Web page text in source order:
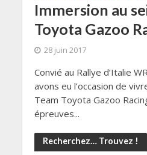
Immersion au
Toyota Gazoo
28 juin 2017
Convié au Rallye d’Italie
avons eu l’occasion de
Team Toyota Gazoo
épreuves...
Recherchez… Trouvez !